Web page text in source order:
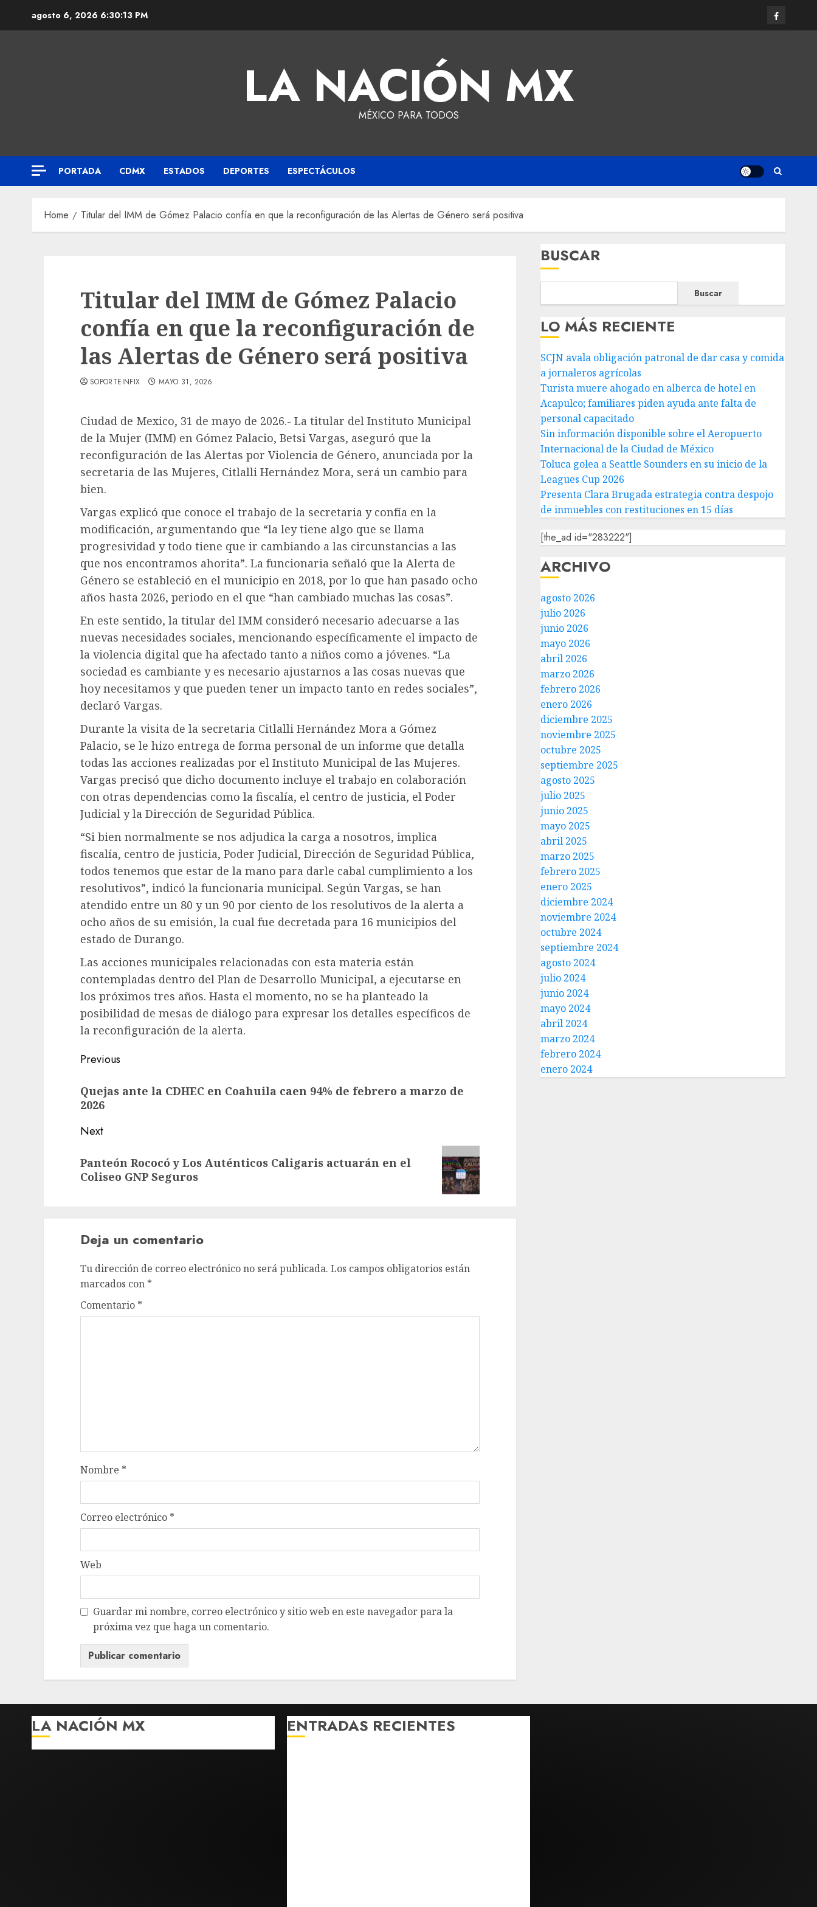
agosto 6, 2026 6:30:14 PM
LA NACIÓN MX
MÉXICO PARA TODOS
PORTADA CDMX ESTADOS DEPORTES ESPECTÁCULOS
Home Titular del IMM de Gómez Palacio confía en que la reconfiguración de las Alertas de Género será positiva
Titular del IMM de Gómez Palacio
confía en que la reconfiguración de
las Alertas de Género será positiva
SOPORTEINFIX MAYO 31, 2026
Ciudad de Mexico, 31 de mayo de 2026.- La titular del Instituto Municipal
de la Mujer (IMM) en Gómez Palacio, Betsi Vargas, aseguró que la
reconfiguración de las Alertas por Violencia de Género, anunciada por la
secretaria de las Mujeres, Citlalli Hernández Mora, será un cambio para
bien.
Vargas explicó que conoce el trabajo de la secretaria y confía en la
modificación, argumentando que “la ley tiene algo que se llama
progresividad y todo tiene que ir cambiando a las circunstancias a las
que nos encontramos ahorita”. La funcionaria señaló que la Alerta de
Género se estableció en el municipio en 2018, por lo que han pasado ocho
años hasta 2026, periodo en el que “han cambiado muchas las cosas”.
En este sentido, la titular del IMM consideró necesario adecuarse a las
nuevas necesidades sociales, mencionando específicamente el impacto de
la violencia digital que ha afectado tanto a niños como a jóvenes. “La
sociedad es cambiante y es necesario ajustarnos a las cosas nuevas que
hoy necesitamos y que pueden tener un impacto tanto en redes sociales”,
declaró Vargas.
Durante la visita de la secretaria Citlalli Hernández Mora a Gómez
Palacio, se le hizo entrega de forma personal de un informe que detalla
todas las acciones realizadas por el Instituto Municipal de las Mujeres.
Vargas precisó que dicho documento incluye el trabajo en colaboración
con otras dependencias como la fiscalía, el centro de justicia, el Poder
Judicial y la Dirección de Seguridad Pública.
“Si bien normalmente se nos adjudica la carga a nosotros, implica
fiscalía, centro de justicia, Poder Judicial, Dirección de Seguridad Pública,
todos tenemos que estar de la mano para darle cabal cumplimiento a los
resolutivos”, indicó la funcionaria municipal. Según Vargas, se han
atendido entre un 80 y un 90 por ciento de los resolutivos de la alerta a
ocho años de su emisión, la cual fue decretada para 16 municipios del
estado de Durango.
Las acciones municipales relacionadas con esta materia están
contempladas dentro del Plan de Desarrollo Municipal, a ejecutarse en
los próximos tres años. Hasta el momento, no se ha planteado la
posibilidad de mesas de diálogo para expresar los detalles específicos de
la reconfiguración de la alerta.
Previous
Quejas ante la CDHEC en Coahuila caen 94% de febrero a marzo de
2026
Next
Panteón Rococó y Los Auténticos Caligaris actuarán en el
Coliseo GNP Seguros
Deja un comentario
Tu dirección de correo electrónico no será publicada. Los campos obligatorios están
marcados con *
Comentario *
Nombre *
Correo electrónico *
Web
Guardar mi nombre, correo electrónico y sitio web en este navegador para la
próxima vez que haga un comentario.
BUSCAR
Buscar
LO MÁS RECIENTE
SCJN avala obligación patronal de dar casa y comida
a jornaleros agrícolas
Turista muere ahogado en alberca de hotel en
Acapulco; familiares piden ayuda ante falta de
personal capacitado
Sin información disponible sobre el Aeropuerto
Internacional de la Ciudad de México
Toluca golea a Seattle Sounders en su inicio de la
Leagues Cup 2026
Presenta Clara Brugada estrategia contra despojo
de inmuebles con restituciones en 15 días
[the_ad id="283222"]
ARCHIVO
agosto 2026
julio 2026
junio 2026
mayo 2026
abril 2026
marzo 2026
febrero 2026
enero 2026
diciembre 2025
noviembre 2025
octubre 2025
septiembre 2025
agosto 2025
julio 2025
junio 2025
mayo 2025
abril 2025
marzo 2025
febrero 2025
enero 2025
diciembre 2024
noviembre 2024
octubre 2024
septiembre 2024
agosto 2024
julio 2024
junio 2024
mayo 2024
abril 2024
marzo 2024
febrero 2024
enero 2024
LA NACIÓN MX ENTRADAS RECIENTES